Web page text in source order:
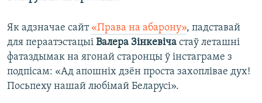
Як адзначае сайт «Права на абарону», падставай
для пераатэстацыі Валера Зінкевіча стаў леташні
фатаздымак на ягонай старонцы ў інстаграме з
подпісам: «Ад апошніх дзён проста захоплівае дух!
Посьпеху нашай любімай Беларусі».